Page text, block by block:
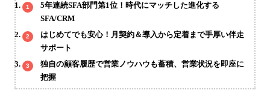
5年連続SFA部門第1位！時代にマッチした進化する
SFA/CRM
はじめてでも安心！月契約＆導入から定着まで手厚い伴走
サポート
独自の顧客履歴で営業ノウハウも蓄積、営業状況を即座に
把握